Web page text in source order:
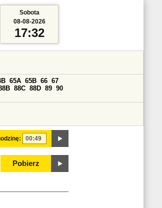
65A 65B 66 67
88C 88D 89 90
Pobierz
Sobota
08-08-2026
17:32